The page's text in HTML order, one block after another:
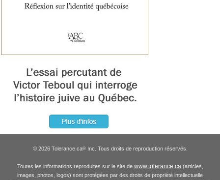
© 2026 Tolerance.ca®Inc. Tous droits de reproduction réservés.
Toutes les informations reproduites sur le site de www.tolerance.ca(articles,
images, photos, logos) sont protégées par des droits de propriété intellectuelle